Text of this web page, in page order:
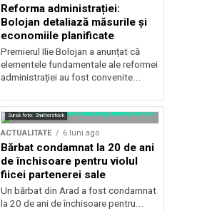
Reforma administrației:
Bolojan detaliază măsurile și
economiile planificate
Premierul Ilie Bolojan a anunțat că
elementele fundamentale ale reformei
administrației au fost convenite...
Sursă foto: Shutterstock
ACTUALITATE 6 luni ago
Bărbat condamnat la 20 de ani
de închisoare pentru violul
fiicei partenerei sale
Un bărbat din Arad a fost condamnat
la 20 de ani de închisoare pentru...